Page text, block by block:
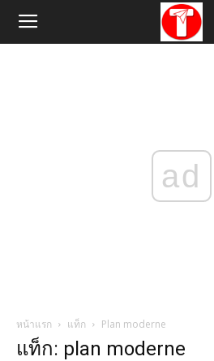
ad
หน้าแรก แท็ก Plan moderne
แท็ก: plan moderne